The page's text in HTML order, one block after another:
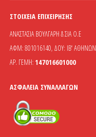
ΣΤΟΙΧΕΊΑ ΕΠΙΧΕΊΡΗΣΗΣ
ΑΝΑΣΤΑΣΙΑ ΒΟΥΛΓΑΡΗ & ΣΙΑ Ο.Ε
ΑΦΜ: 801016140, ΔΟΥ: ΙΒ' ΑΘΗΝΩΝ
ΑΡ. ΓΕΜΗ: 147016601000
ΑΣΦΆΛΕΙΑ ΣΥΝΑΛΛΑΓΏΝ